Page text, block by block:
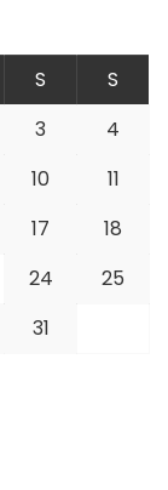
S
S
3
4
10
11
17
18
24
25
31